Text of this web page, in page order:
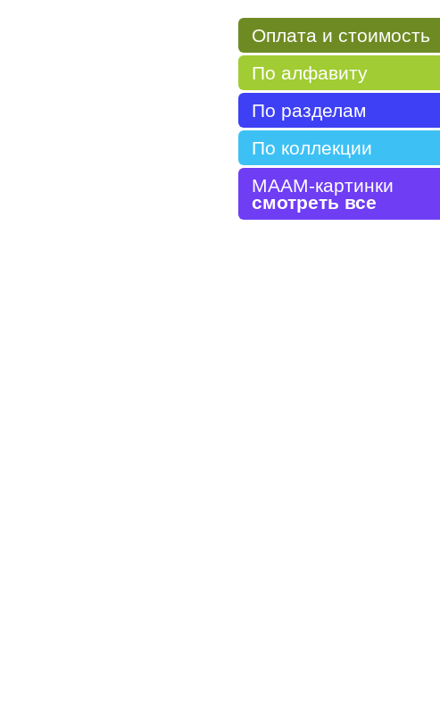
Оплата и стоимость
По алфавиту
По разделам
По коллекции
МААМ-картинки
смотреть все